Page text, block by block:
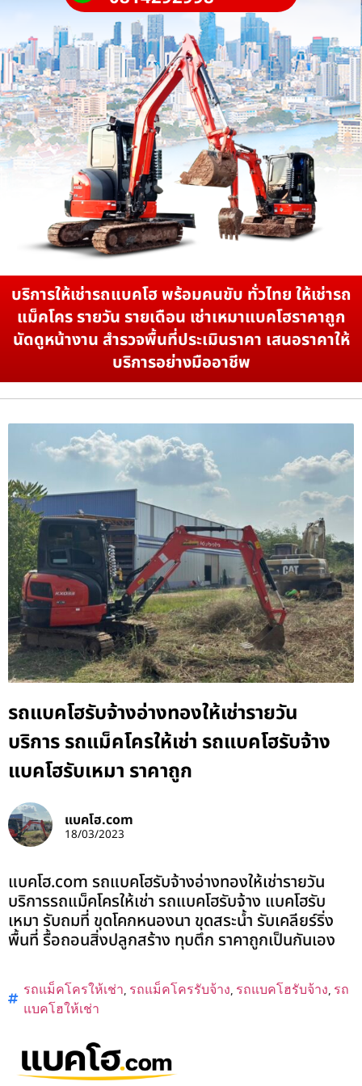
บริการให้เช่ารถแบคโฮ พร้อมคนขับ ทั่วไทย ให้เช่ารถ
แม็คโคร รายวัน รายเดือน เช่าเหมาแบคโฮราคาถูก
นัดดูหน้างาน สำรวจพื้นที่ประเมินราคา เสนอราคาให้
บริการอย่างมืออาชีพ
รถแบคโฮรับจ้างอ่างทองให้เช่ารายวัน
บริการ รถแม็คโครให้เช่า รถแบคโฮรับจ้าง
แบคโฮรับเหมา ราคาถูก
แบคโฮ.com
18/03/2023
แบคโฮ.com รถแบคโฮรับจ้างอ่างทองให้เช่ารายวัน
บริการรถแม็คโครให้เช่า รถแบคโฮรับจ้าง แบคโฮรับ
เหมา รับถมที่ ขุดโคกหนองนา ขุดสระน้ำ รับเคลียร์ริ่ง
พื้นที่ รื้อถอนสิ่งปลูกสร้าง ทุบตึก ราคาถูกเป็นกันเอง
รถแม็คโครให้เช่า, รถแม็คโครรับจ้าง, รถแบคโฮรับจ้าง, รถ
แบคโฮให้เช่า